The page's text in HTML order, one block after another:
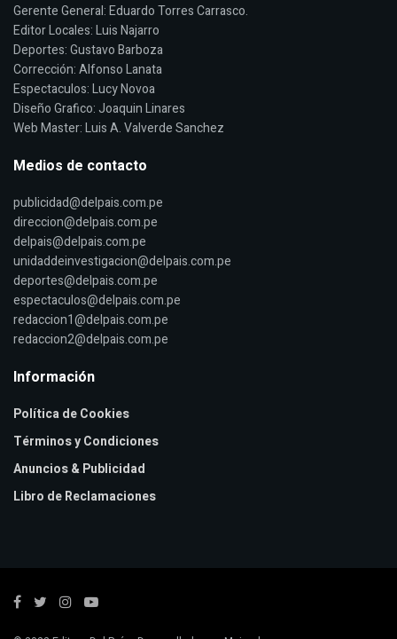
Gerente General: Eduardo Torres Carrasco.
Editor Locales: Luis Najarro
Deportes: Gustavo Barboza
Corrección: Alfonso Lanata
Espectaculos: Lucy Novoa
Diseño Grafico: Joaquin Linares
Web Master: Luis A. Valverde Sanchez
Medios de contacto
publicidad@delpais.com.pe
direccion@delpais.com.pe
delpais@delpais.com.pe
unidaddeinvestigacion@delpais.com.pe
deportes@delpais.com.pe
espectaculos@delpais.com.pe
redaccion1@delpais.com.pe
redaccion2@delpais.com.pe
Información
Política de Cookies
Términos y Condiciones
Anuncios & Publicidad
Libro de Reclamaciones